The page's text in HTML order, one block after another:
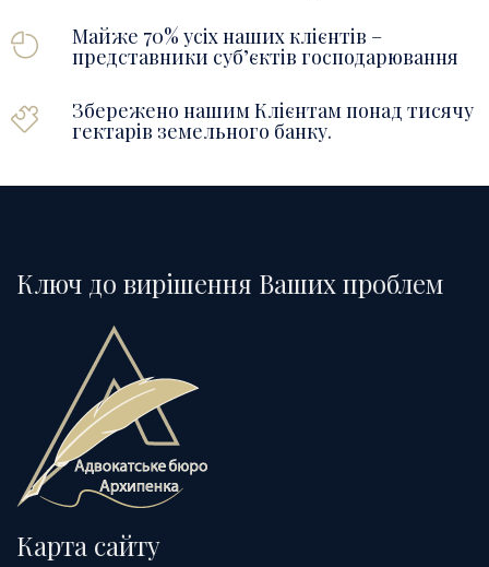
Майже 70% усіх наших клієнтів –
представники суб’єктів господарювання
Збережено нашим Клієнтам понад тисячу
гектарів земельного банку.
Ключ до вирішення Ваших проблем
Карта сайту